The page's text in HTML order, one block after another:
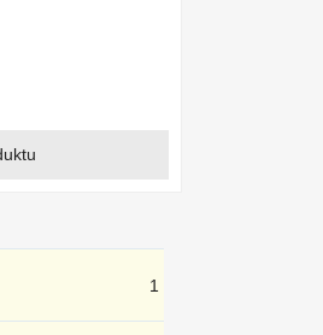
1 dienu atpakaļ